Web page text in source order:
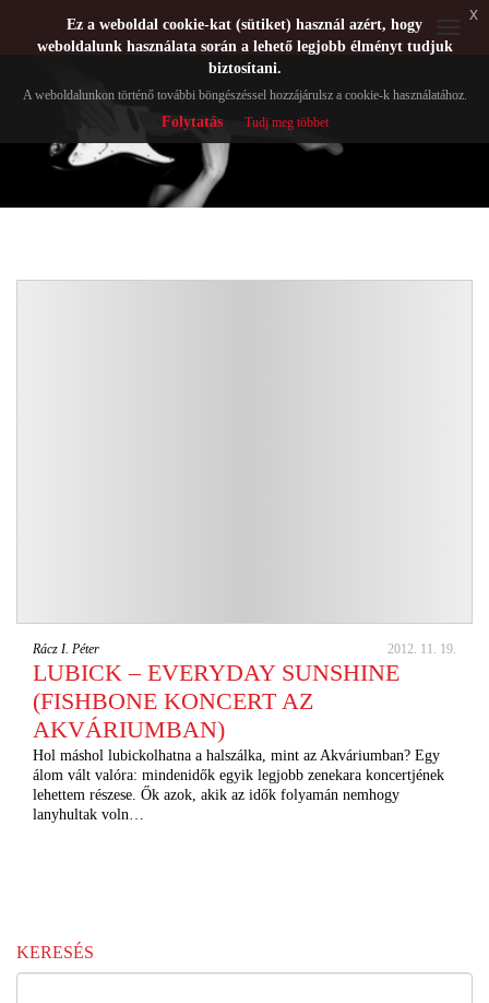
Rácz I. Péter 2012. 11. 19.
LUBICK – EVERYDAY SUNSHINE
(FISHBONE KONCERT AZ
AKVÁRIUMBAN)
Hol máshol lubickolhatna a halszálka, mint az Akváriumban? Egy
álom vált valóra: mindenidők egyik legjobb zenekara koncertjének
lehettem részese. Ők azok, akik az idők folyamán nemhogy
lanyhultak voln…
KERESÉS
Ez a weboldal cookie-kat (sütiket) használ azért, hogy
weboldalunk használata során a lehető legjobb élményt tudjuk
biztosítani.
A weboldalunkon történő további böngészéssel hozzájárulsz a cookie-k használatához.
Folytatás Tudj meg többet
x